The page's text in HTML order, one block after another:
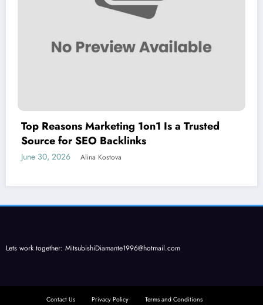
Top Reasons Marketing 1on1 Is a Trusted
Source for SEO Backlinks
June 30, 2026 Alina Kostova
Lets work together: MitsubishiDiamante1996@hotmail.com
Contact Us Privacy Policy Terms and Conditions